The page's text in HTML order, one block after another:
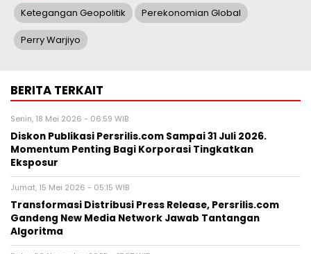
Ketegangan Geopolitik Perekonomian Global
Perry Warjiyo
BERITA TERKAIT
Senin, 18 Mei 2026 - 06:59 WIB
Diskon Publikasi Persrilis.com Sampai 31 Juli 2026.
Momentum Penting Bagi Korporasi Tingkatkan
Eksposur
Jumat, 15 Mei 2026 - 05:15 WIB
Transformasi Distribusi Press Release, Persrilis.com
Gandeng New Media Network Jawab Tantangan
Algoritma